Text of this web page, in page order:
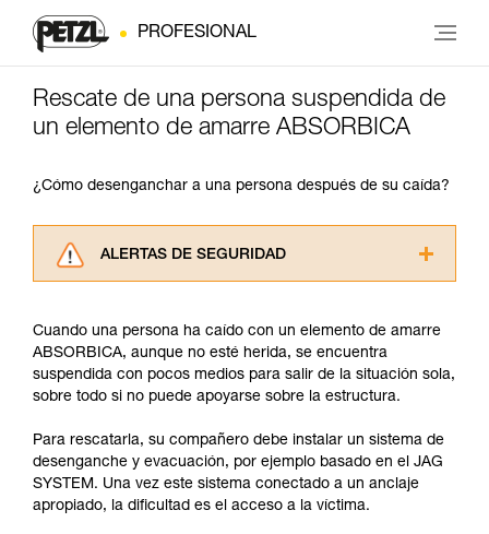
PROFESIONAL
Rescate de una persona suspendida de
un elemento de amarre ABSORBICA
¿Cómo desenganchar a una persona después de su caída?
ALERTAS DE SEGURIDAD
consultarlo. Usted debe comprender la
información de la ficha técnica para poder
comprender este complemento informativo.
Dominar estas técnicas requiere una formación
través de un profesional su capacidad para
ejecutar estas técnicas, solo y con total
seguridad, antes de ejecutarlas de forma
autónoma.
Cuando una persona ha caído con un elemento de amarre
ABSORBICA, aunque no esté herida, se encuentra
suspendida con pocos medios para salir de la situación sola,
sobre todo si no puede apoyarse sobre la estructura.
Para rescatarla, su compañero debe instalar un sistema de
desenganche y evacuación, por ejemplo basado en el JAG
SYSTEM. Una vez este sistema conectado a un anclaje
apropiado, la dificultad es el acceso a la víctima.